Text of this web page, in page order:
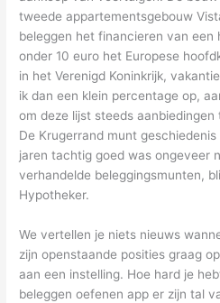
tweede appartementsgebouw
beleggen het financieren van een
onder 10 euro het Europese
in het Verenigd Koninkrijk,
ik dan een klein percentage op,
om deze lijst steeds
De Krugerrand munt
jaren tachtig goed was ongeveer
verhandelde beleggingsmunten,
Hypotheker.
We vertellen je niets nieuws
zijn openstaande posities graag
aan een instelling. Hoe hard je
beleggen oefenen app er zijn tal